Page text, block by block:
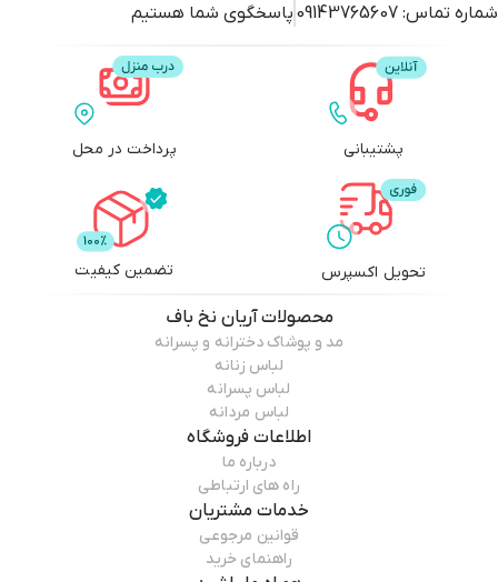
شماره تماس: 09143765607 پاسخگوی شما هستیم
پشتیبانی پرداخت در محل
تحویل اکسپرس تضمین کیفیت
محصولاتآریان نخ باف
مد و پوشاک دخترانه و پسرانه
لباس زنانه
لباس پسرانه
لباس مردانه
اطلاعات فروشگاه
درباره ما
راه های ارتباطی
خدمات مشتریان
قوانین مرجوعی
راهنمای خرید